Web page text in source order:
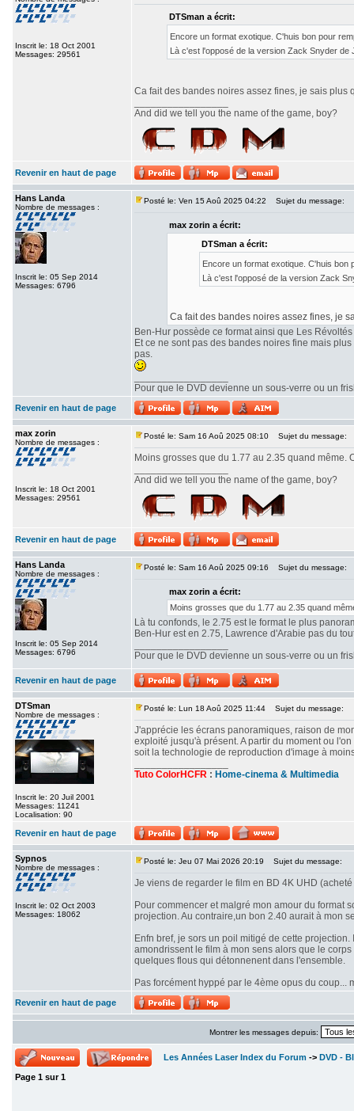
Inscrit le: 18 Oct 2001
Messages: 29561
DTSman a écrit:
Encore un format exotique. C'huis bon pour
Là c'est l'opposé de la version Zack Snyder de
Ca fait des bandes noires assez fines, je sais
And did we tell you the name of the game, boy?
Revenir en haut de page
Hans Landa
Nombre de messages :
Inscrit le: 05 Sep 2014
Messages: 6796
Posté le: Ven 15 Aoû 2025 04:22 Sujet du message:
max zorin a écrit:
DTSman a écrit:
Encore un format exotique. C'huis
Là c'est l'opposé de la version Zack
Ca fait des bandes noires assez fines, je
Ben-Hur possède ce format ainsi que Les
Et ce ne sont pas des bandes noires fine mais
pas.
Pour que le DVD devienne un sous-verre ou un
Revenir en haut de page
max zorin
Nombre de messages :
Inscrit le: 18 Oct 2001
Messages: 29561
Posté le: Sam 16 Aoû 2025 08:10 Sujet du message:
Moins grosses que du 1.77 au 2.35 quand même.
And did we tell you the name of the game, boy?
Revenir en haut de page
Hans Landa
Nombre de messages :
Inscrit le: 05 Sep 2014
Messages: 6796
Posté le: Sam 16 Aoû 2025 09:16 Sujet du message:
max zorin a écrit:
Moins grosses que du 1.77 au 2.35 quand
Là tu confonds, le 2.75 est le format le plus
Ben-Hur est en 2.75, Lawrence d'Arabie pas du
Pour que le DVD devienne un sous-verre ou un
Revenir en haut de page
DTSman
Nombre de messages :
Inscrit le: 20 Juil 2001
Messages: 11241
Localisation: 90
Posté le: Lun 18 Aoû 2025 11:44 Sujet du message:
J'apprécie les écrans panoramiques, raison de
exploité jusqu'à présent. A partir du moment ou
soit la technologie de reproduction d'image à
Tuto ColorHCFR : Home-cinema & Multimedia
Revenir en haut de page
Sypnos
Nombre de messages :
Inscrit le: 02 Oct 2003
Messages: 18062
Posté le: Jeu 07 Mai 2026 20:19 Sujet du message:
Je viens de regarder le film en BD 4K UHD
Pour commencer et malgré mon amour du format
projection. Au contraire,un bon 2.40 aurait à mon
Enfn bref, je sors un poil mitigé de cette
amondrissent le film à mon sens alors que le
quelques flous qui détonnenent dans l'ensemble.
Pas forcément hyppé par le 4ème opus du
Revenir en haut de page
Montrer les messages depuis:
Les Années Laser Index du Forum -> DVD -
Page 1 sur1